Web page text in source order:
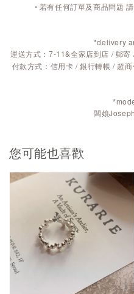
◦ 若有任何訂單及商品問題
*delivery
運送方式：7-11&全家店到店 / 郵寄
付款方式：信用卡 / 銀行轉帳 / 超
闆娘
您可能也喜歡